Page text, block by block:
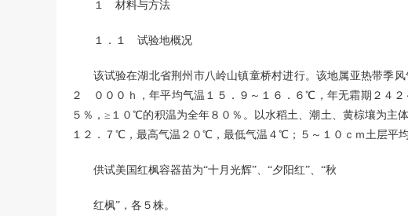
１ 材料与方法
１．１ 试验地概况
该试验在湖北省荆州市八岭山镇童桥村进行。该地属亚热带季
２ ０００ｈ，年平均气温１５．９～１６．６℃，年无霜期２４
５％，≥１０℃的积温为全年８０％。以水稻土、潮土、黄棕壤为主
１２．７℃，最高气温２０℃，最低气温４℃；５～１０ｃｍ土层
供试美国红枫容器苗为“十月光辉”、“夕阳红”、“秋
红枫”，各５株。